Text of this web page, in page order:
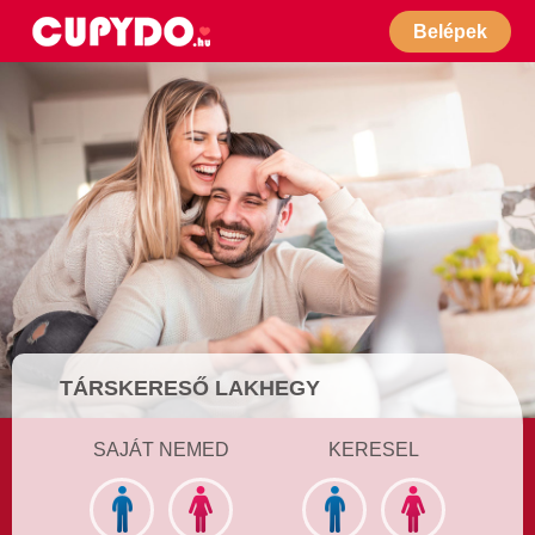
Belépek
TÁRSKERESŐ LAKHEGY
SAJÁT NEMED KERESEL